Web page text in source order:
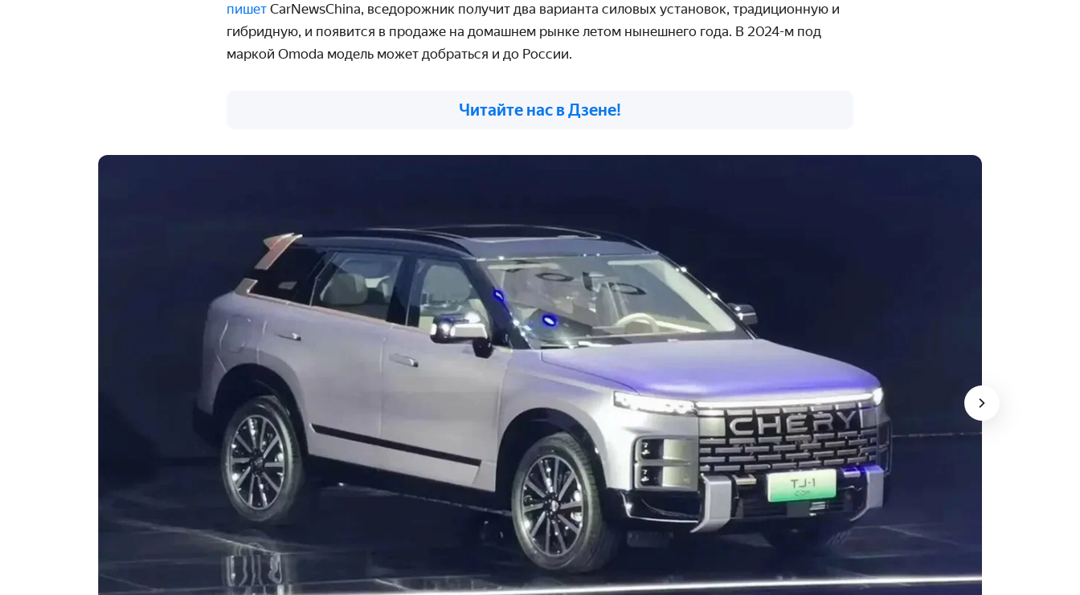
пишет CarNewsChina, вседорожник получит два варианта силовых установок, традиционную и
гибридную, и появится в продаже на домашнем рынке летом нынешнего года. В 2024-м под
маркой Omoda модель может добраться и до России.
Читайте нас в Дзене!